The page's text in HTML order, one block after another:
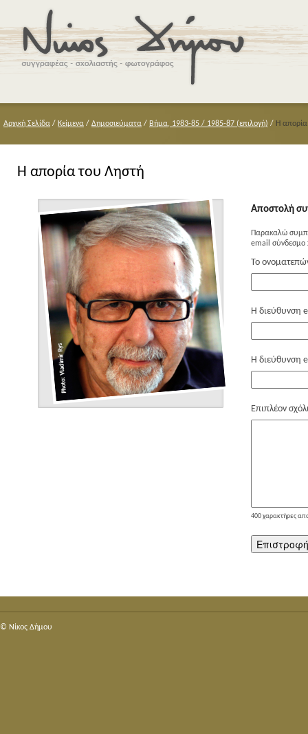
Αρχική Σελίδα / Κείμενα / Δημοσιεύματα / Βήμα, 1983-85 / 1985-87 (επιλογή) / Η
Η απορία του Ληστή
Αποστολή
Παρακαλώ
email σύνδεσμο
Το
Η διεύθυνση
Η διεύθυνση
Επιπλέον
400χαρακτήρες
© Nίκος Δήμου